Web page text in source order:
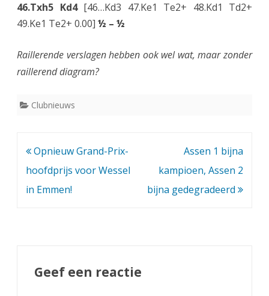
46.Txh5 Kd4[46…Kd3 47.Ke1 Te2+ 48.Kd1 Td2+
49.Ke1 Te2+ 0.00] ½ – ½
Raillerende verslagen hebben ook wel wat, maar zonder
raillerend diagram?
Clubnieuws
Bericht
navigatie
Opnieuw Grand-Prix-
hoofdprijs voor Wessel
in Emmen!
Assen 1 bijna
kampioen, Assen 2
bijna gedegradeerd
Geef een reactie